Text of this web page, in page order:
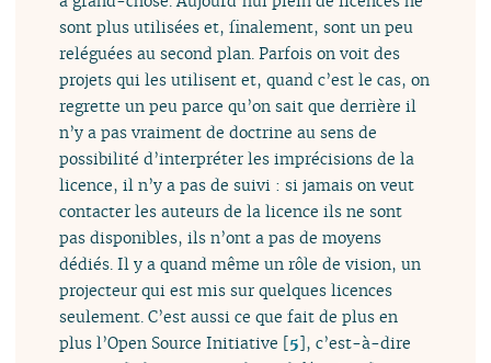
sont plus utilisées et, finalement, sont un peu
reléguées au second plan. Parfois on voit des
projets qui les utilisent et, quand c’est le cas, on
regrette un peu parce qu’on sait que derrière il
n’y a pas vraiment de doctrine au sens de
possibilité d’interpréter les imprécisions de la
licence, il n’y a pas de suivi : si jamais on veut
contacter les auteurs de la licence ils ne sont
pas disponibles, ils n’ont a pas de moyens
dédiés. Il y a quand même un rôle de vision, un
projecteur qui est mis sur quelques licences
seulement. C’est aussi ce que fait de plus en
plus l’Open Source Initiative [5], c’est-à-dire